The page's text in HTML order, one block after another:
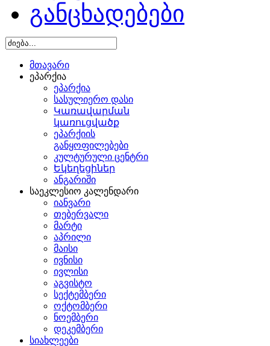
განცხადებები
მთავარი
ეპარქია
ეპარქია
სასულიერო დასი
Կառավարման
կառուցվածք
ეპარქიის
განყოფილებები
კულტურული ცენტრი
Եկեղեցիներ
ანგარიში
საეკლესიო კალენდარი
იანვარი
თებერვალი
მარტი
აპრილი
მაისი
ივნისი
ივლისი
აგვისტო
სექტემბერი
ოქტომბერი
ნოემბერი
დეკემბერი
სიახლეები